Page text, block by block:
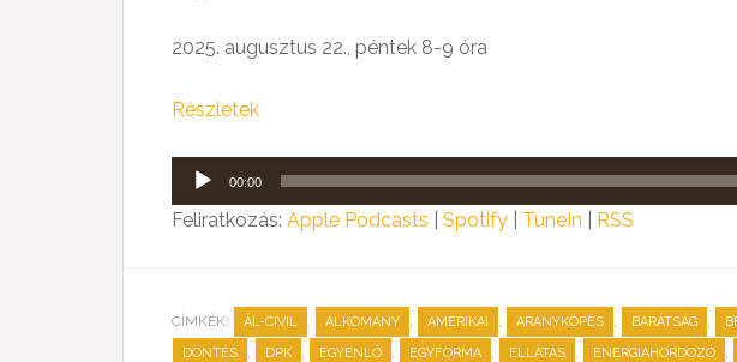
2025. augusztus 22., péntek 8-9 óra
Részletek
Audió
lejátszó
00:00
Feliratkozás: Apple Podcasts Spotify TuneIn RSS
CÍMKÉK: ÁL-CIVIL , ALKOMÁNY , AMERIKAI , ARANYKÖPÉS , BARÁTSÁG ,
DÖNTÉS , DPK , EGYENLŐ , EGYFORMA , ELLÁTÁS , ENERGIAHORDOZÓ ,